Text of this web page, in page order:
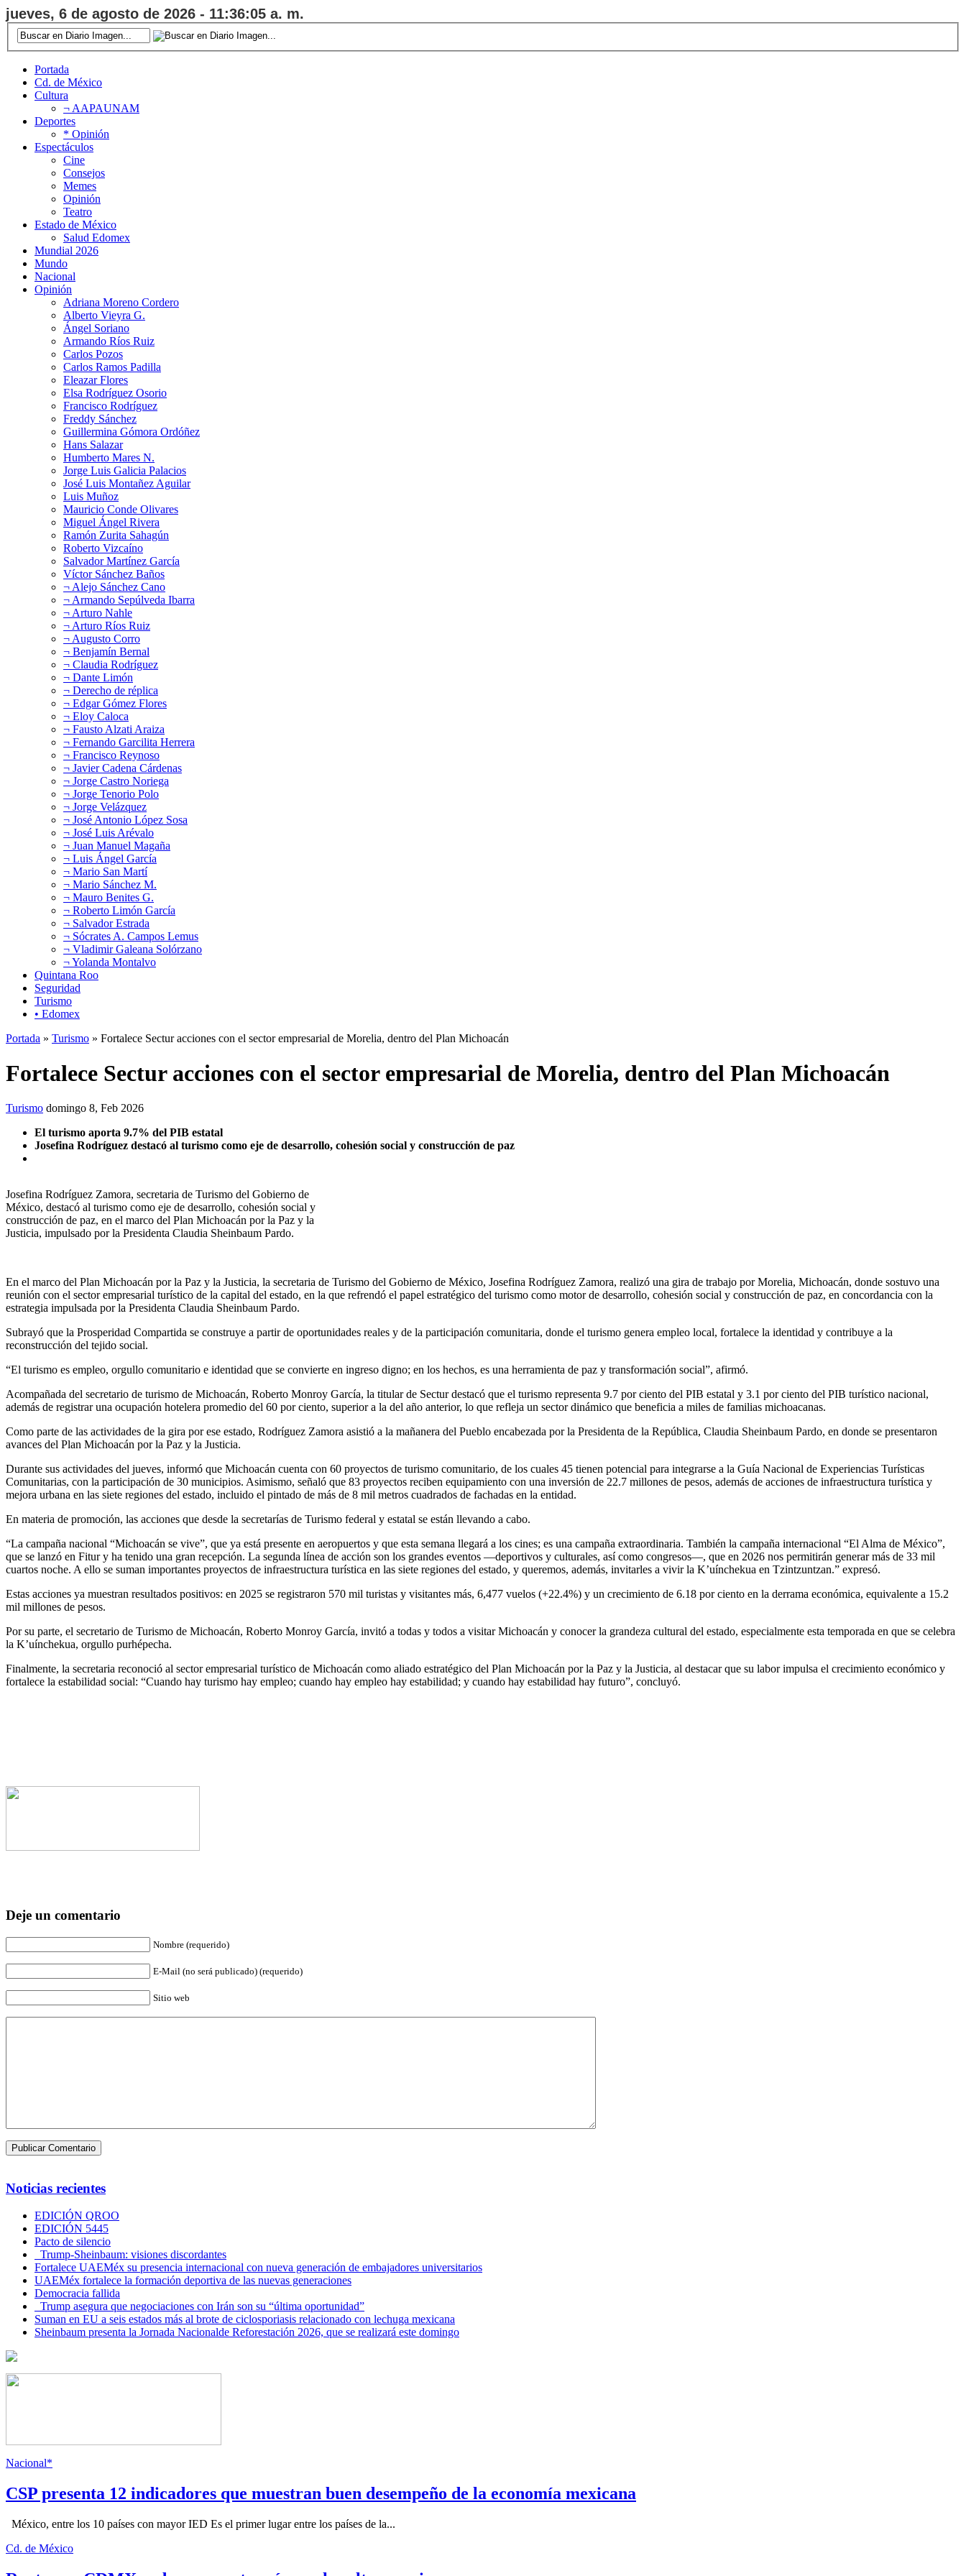
jueves, 6 de agosto de 2026 - 11:36:06 a. m.
Portada
Cd. de México
Cultura
¬ AAPAUNAM
Deportes
* Opinión
Espectáculos
Cine
Consejos
Memes
Opinión
Teatro
Estado de México
Salud Edomex
Mundial 2026
Mundo
Nacional
Opinión
Adriana Moreno Cordero
Alberto Vieyra G.
Ángel Soriano
Armando Ríos Ruiz
Carlos Pozos
Carlos Ramos Padilla
Eleazar Flores
Elsa Rodríguez Osorio
Francisco Rodríguez
Freddy Sánchez
Guillermina Gómora Ordóñez
Hans Salazar
Humberto Mares N.
Jorge Luis Galicia Palacios
José Luis Montañez Aguilar
Luis Muñoz
Mauricio Conde Olivares
Miguel Ángel Rivera
Ramón Zurita Sahagún
Roberto Vizcaíno
Salvador Martínez García
Víctor Sánchez Baños
¬ Alejo Sánchez Cano
¬ Armando Sepúlveda Ibarra
¬ Arturo Nahle
¬ Arturo Ríos Ruiz
¬ Augusto Corro
¬ Benjamín Bernal
¬ Claudia Rodríguez
¬ Dante Limón
¬ Derecho de réplica
¬ Edgar Gómez Flores
¬ Eloy Caloca
¬ Fausto Alzati Araiza
¬ Fernando Garcilita Herrera
¬ Francisco Reynoso
¬ Javier Cadena Cárdenas
¬ Jorge Castro Noriega
¬ Jorge Tenorio Polo
¬ Jorge Velázquez
¬ José Antonio López Sosa
¬ José Luis Arévalo
¬ Juan Manuel Magaña
¬ Luis Ángel García
¬ Mario San Martí
¬ Mario Sánchez M.
¬ Mauro Benites G.
¬ Roberto Limón García
¬ Salvador Estrada
¬ Sócrates A. Campos Lemus
¬ Vladimir Galeana Solórzano
¬ Yolanda Montalvo
Quintana Roo
Seguridad
Turismo
• Edomex
Portada » Turismo » Fortalece Sectur acciones con el sector empresarial de Morelia, dentro del Plan Michoacán
Fortalece Sectur acciones con el sector empresarial de Morelia, dentro del Plan Michoacán
Turismo domingo 8, Feb 2026
El turismo aporta 9.7% del PIB estatal
Josefina Rodríguez destacó al turismo como eje de desarrollo, cohesión social y construcción de paz
Josefina Rodríguez Zamora, secretaria de Turismo del Gobierno de
México, destacó al turismo como eje de desarrollo, cohesión social y
construcción de paz, en el marco del Plan Michoacán por la Paz y la
Justicia, impulsado por la Presidenta Claudia Sheinbaum Pardo.
En el marco del Plan Michoacán por la Paz y la Justicia, la secretaria de Turismo del Gobierno de México, Josefina Rodríguez Zamora, realizó una gira de trabajo por Morelia, Michoacán, donde sostuvo una
reunión con el sector empresarial turístico de la capital del estado, en la que refrendó el papel estratégico del turismo como motor de desarrollo, cohesión social y construcción de paz, en concordancia con la
estrategia impulsada por la Presidenta Claudia Sheinbaum Pardo.
Subrayó que la Prosperidad Compartida se construye a partir de oportunidades reales y de la participación comunitaria, donde el turismo genera empleo local, fortalece la identidad y contribuye a la
reconstrucción del tejido social.
“El turismo es empleo, orgullo comunitario e identidad que se convierte en ingreso digno; en los hechos, es una herramienta de paz y transformación social”, afirmó.
Acompañada del secretario de turismo de Michoacán, Roberto Monroy García, la titular de Sectur destacó que el turismo representa 9.7 por ciento del PIB estatal y 3.1 por ciento del PIB turístico nacional,
además de registrar una ocupación hotelera promedio del 60 por ciento, superior a la del año anterior, lo que refleja un sector dinámico que beneficia a miles de familias michoacanas.
Como parte de las actividades de la gira por ese estado, Rodríguez Zamora asistió a la mañanera del Pueblo encabezada por la Presidenta de la República, Claudia Sheinbaum Pardo, en donde se presentaron
avances del Plan Michoacán por la Paz y la Justicia.
Durante sus actividades del jueves, informó que Michoacán cuenta con 60 proyectos de turismo comunitario, de los cuales 45 tienen potencial para integrarse a la Guía Nacional de Experiencias Turísticas
Comunitarias, con la participación de 30 municipios. Asimismo, señaló que 83 proyectos reciben equipamiento con una inversión de 22.7 millones de pesos, además de acciones de infraestructura turística y
mejora urbana en las siete regiones del estado, incluido el pintado de más de 8 mil metros cuadrados de fachadas en la entidad.
En materia de promoción, las acciones que desde la secretarías de Turismo federal y estatal se están llevando a cabo.
“La campaña nacional “Michoacán se vive”, que ya está presente en aeropuertos y que esta semana llegará a los cines; es una campaña extraordinaria. También la campaña internacional “El Alma de México”,
que se lanzó en Fitur y ha tenido una gran recepción. La segunda línea de acción son los grandes eventos —deportivos y culturales, así como congresos—, que en 2026 nos permitirán generar más de 33 mil
cuartos noche. A ello se suman importantes proyectos de infraestructura turística en las siete regiones del estado, y queremos, además, invitarles a vivir la K’uínchekua en Tzintzuntzan.” expresó.
Estas acciones ya muestran resultados positivos: en 2025 se registraron 570 mil turistas y visitantes más, 6,477 vuelos (+22.4%) y un crecimiento de 6.18 por ciento en la derrama económica, equivalente a 15.2
mil millones de pesos.
Por su parte, el secretario de Turismo de Michoacán, Roberto Monroy García, invitó a todas y todos a visitar Michoacán y conocer la grandeza cultural del estado, especialmente esta temporada en que se celebra
la K’uínchekua, orgullo purhépecha.
Finalmente, la secretaria reconoció al sector empresarial turístico de Michoacán como aliado estratégico del Plan Michoacán por la Paz y la Justicia, al destacar que su labor impulsa el crecimiento económico y
fortalece la estabilidad social: “Cuando hay turismo hay empleo; cuando hay empleo hay estabilidad; y cuando hay estabilidad hay futuro”, concluyó.
Deje un comentario
Nombre (requerido)
E-Mail (no será publicado) (requerido)
Sitio web
Noticias recientes
EDICIÓN QROO
EDICIÓN 5445
Pacto de silencio
Trump-Sheinbaum: visiones discordantes
Fortalece UAEMéx su presencia internacional con nueva generación de embajadores universitarios
UAEMéx fortalece la formación deportiva de las nuevas generaciones
Democracia fallida
Trump asegura que negociaciones con Irán son su “última oportunidad”
Suman en EU a seis estados más al brote de ciclosporiasis relacionado con lechuga mexicana
Sheinbaum presenta la Jornada Nacionalde Reforestación 2026, que se realizará este domingo
Nacional*
CSP presenta 12 indicadores que muestran buen desempeño de la economía mexicana
México, entre los 10 países con mayor IED Es el primer lugar entre los países de la...
Cd. de México